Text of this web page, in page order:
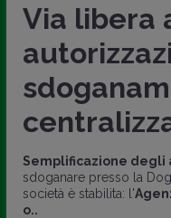
Via libera
Semplificazione degli
sdoganare presso la
società è stabilita: l'
o..